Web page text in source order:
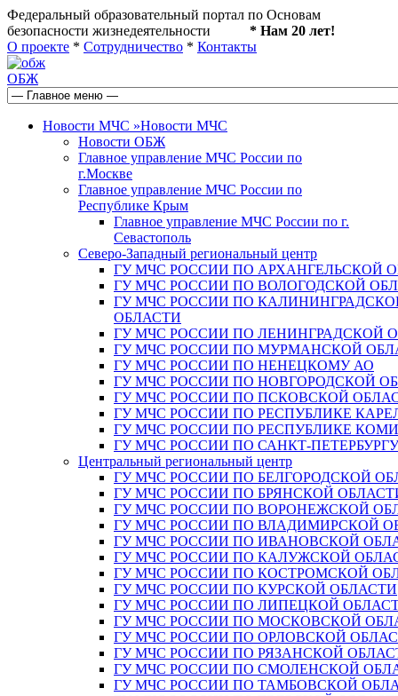
Федеральный образовательный портал по Основам
безопасности жизнедеятельности * Нам 20 лет!
О проекте * Сотрудничество * Контакты
ОБЖ
Новости МЧС »Новости МЧС
Новости ОБЖ
Главное управление МЧС России по
г.Москве
Главное управление МЧС России по
Республике Крым
Главное управление МЧС России по г.
Севастополь
Северо-Западный региональный центр
ГУ МЧС РОССИИ ПО АРХАНГЕЛЬСКОЙ
ГУ МЧС РОССИИ ПО ВОЛОГОДСКОЙ
ГУ МЧС РОССИИ ПО
ОБЛАСТИ
ГУ МЧС РОССИИ ПО ЛЕНИНГРАДСКОЙ
ГУ МЧС РОССИИ ПО МУРМАНСКОЙ
ГУ МЧС РОССИИ ПО НЕНЕЦКОМУ АО
ГУ МЧС РОССИИ ПО НОВГОРОДСКОЙ
ГУ МЧС РОССИИ ПО ПСКОВСКОЙ
ГУ МЧС РОССИИ ПО РЕСПУБЛИКЕ
ГУ МЧС РОССИИ ПО РЕСПУБЛИКЕ КОМИ
ГУ МЧС РОССИИ ПО САНКТ-ПЕТЕРБУРГУ
Центральный региональный центр
ГУ МЧС РОССИИ ПО БЕЛГОРОДСКОЙ
ГУ МЧС РОССИИ ПО БРЯНСКОЙ
ГУ МЧС РОССИИ ПО ВОРОНЕЖСКОЙ
ГУ МЧС РОССИИ ПО ВЛАДИМИРСКОЙ
ГУ МЧС РОССИИ ПО ИВАНОВСКОЙ
ГУ МЧС РОССИИ ПО КАЛУЖСКОЙ
ГУ МЧС РОССИИ ПО КОСТРОМСКОЙ
ГУ МЧС РОССИИ ПО КУРСКОЙ ОБЛАСТИ
ГУ МЧС РОССИИ ПО ЛИПЕЦКОЙ
ГУ МЧС РОССИИ ПО МОСКОВСКОЙ
ГУ МЧС РОССИИ ПО ОРЛОВСКОЙ
ГУ МЧС РОССИИ ПО РЯЗАНСКОЙ
ГУ МЧС РОССИИ ПО СМОЛЕНСКОЙ
ГУ МЧС РОССИИ ПО ТАМБОВСКОЙ